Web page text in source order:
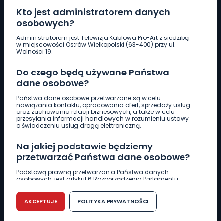
Kto jest administratorem danych
osobowych?
Administratorem jest Telewizja Kablowa Pro-Art z siedzibą
w miejscowości Ostrów Wielkopolski (63-400) przy ul.
Wolności 19.
Do czego będą używane Państwa
dane osobowe?
Państwa dane osobowe przetwarzane są w celu
nawiązania kontaktu, opracowania ofert, sprzedaży usług
oraz zachowania relacji biznesowych, a także w celu
przesyłania informacji handlowych w rozumieniu ustawy
o świadczeniu usług drogą elektroniczną.
Na jakiej podstawie będziemy
przetwarzać Państwa dane osobowe?
Podstawą prawną przetwarzania Państwa danych
osobowych, jest artykuł 6 Rozporządzenia Parlamentu
r. w sprawie ochrony osób fizycznych w związku z
przetwarzaniem danych osobowych w sprawie
swobodnego przepływu takich danych oraz uchylenia
dyrektywy 95/46/WE (RODO).
AKCEPTUJE POLITYKA PRYWATNOŚCI
Pobierz logotyp
661 997 997
REDAKCJA
62 735 22 22redakcja@wlkp24.info
DZIAŁ REKLAMY
62 735 01 85 reklama@wlkp24.info
WIADOMOŚCI
CIEKAWOSTKI